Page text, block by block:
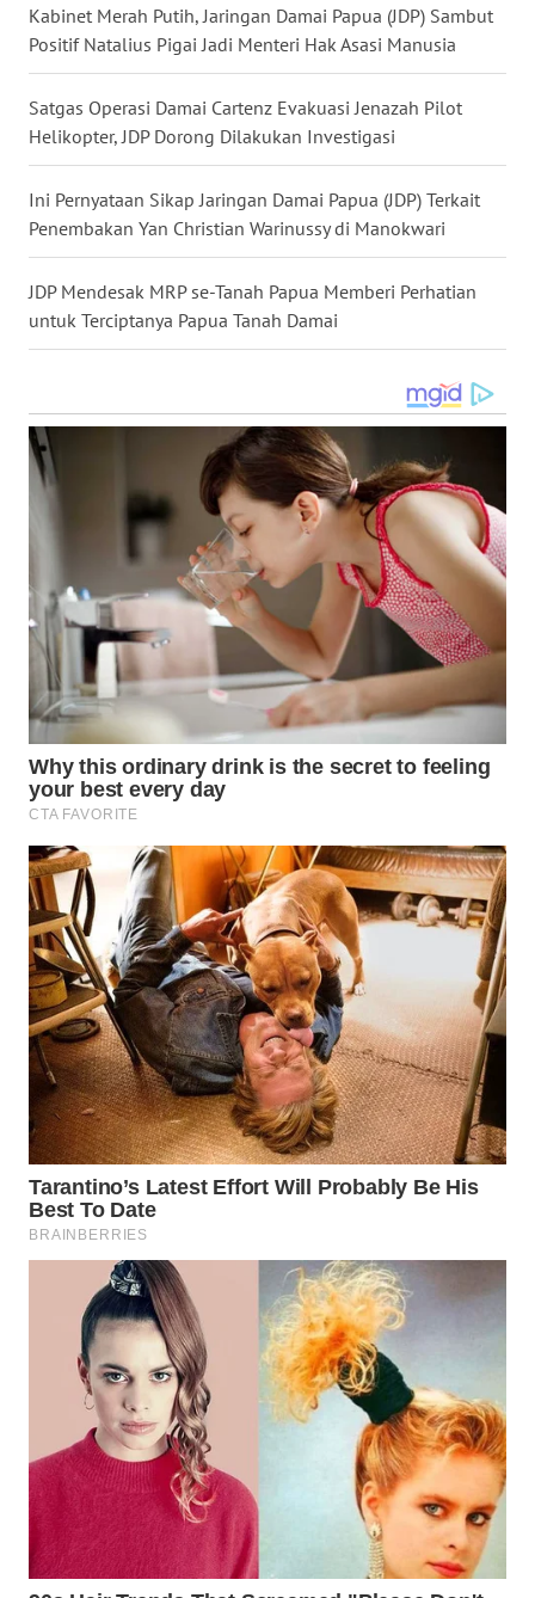
Kabinet Merah Putih, Jaringan Damai Papua (JDP) Sambut
Positif Natalius Pigai Jadi Menteri Hak Asasi Manusia
Satgas Operasi Damai Cartenz Evakuasi Jenazah Pilot
Helikopter, JDP Dorong Dilakukan Investigasi
Ini Pernyataan Sikap Jaringan Damai Papua (JDP) Terkait
Penembakan Yan Christian Warinussy di Manokwari
JDP Mendesak MRP se-Tanah Papua Memberi Perhatian
untuk Terciptanya Papua Tanah Damai
WN
KALTENG
KALTARA
KALSEL
SULSEL
GORONTALO
WN
SULUT
WN
MALUKU
WN
WN
DAIRI
WN
DANAU
TOBA
WN
NIAS
WN
LANGKAT
TAPANULI
SELATAN
WN
TANJUNG
LESUNG
WN
KARO
WN